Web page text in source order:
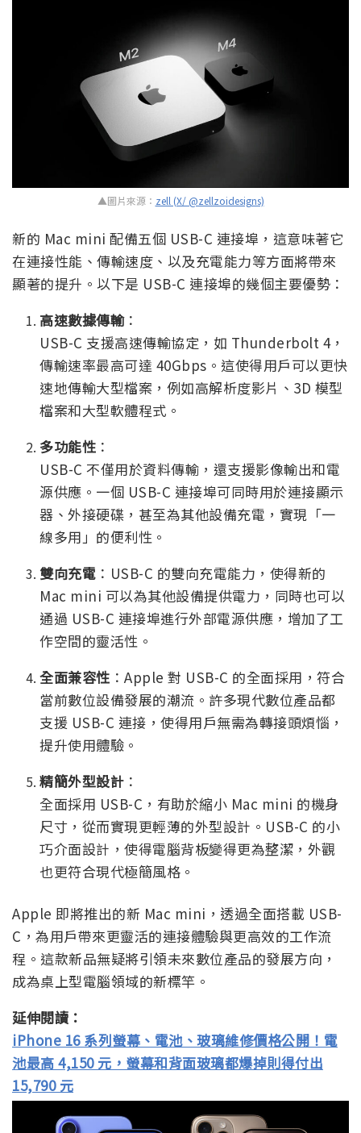
▲圖片來源： zell (X/ @zellzoidesigns)
新的 Mac mini 配備五個 USB-C 連接埠，這意味著它
在連接性能、傳輸速度、以及充電能力等方面將帶來
顯著的提升。以下是 USB-C 連接埠的幾個主要優勢：
高速數據傳輸：
USB-C 支援高速傳輸協定，如 Thunderbolt 4，
傳輸速率最高可達 40Gbps。這使得用戶可以更快
速地傳輸大型檔案，例如高解析度影片、3D 模型
檔案和大型軟體程式。
多功能性 ：
USB-C 不僅用於資料傳輸，還支援影像輸出和電
源供應。一個 USB-C 連接埠可同時用於連接顯示
器、外接硬碟，甚至為其他設備充電，實現「一
線多用」的便利性。
雙向充電 ：USB-C 的雙向充電能力，使得新的
Mac mini 可以為其他設備提供電力，同時也可以
通過 USB-C 連接埠進行外部電源供應，增加了工
作空間的靈活性。
全面兼容性 ：Apple 對 USB-C 的全面採用，符合
當前數位設備發展的潮流。許多現代數位產品都
支援 USB-C 連接，使得用戶無需為轉接頭煩惱，
提升使用體驗。
精簡外型設計 ：
全面採用 USB-C，有助於縮小 Mac mini 的機身
尺寸，從而實現更輕薄的外型設計。USB-C 的小
巧介面設計，使得電腦背板變得更為整潔，外觀
也更符合現代極簡風格。
Apple 即將推出的新 Mac mini，透過全面搭載 USB-
C，為用戶帶來更靈活的連接體驗與更高效的工作流
程。這款新品無疑將引領未來數位產品的發展方向，
成為桌上型電腦領域的新標竿。
延伸閱讀：
iPhone 16 系列螢幕、電池、玻璃維修價格公開！電
池最高 4,150 元，螢幕和背面玻璃都爆掉則得付出
15,790 元